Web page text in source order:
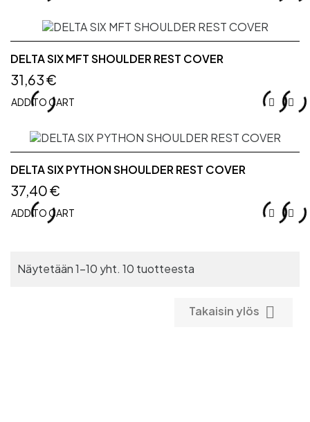
DELTA SIX MFT SHOULDER REST COVER
31,63 €
ADD TO CART  
DELTA SIX PYTHON SHOULDER REST COVER
37,40 €
ADD TO CART  
Näytetään 1-10 yht. 10 tuotteesta
Takaisin ylös 